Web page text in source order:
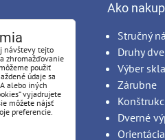
údajov
Ako
Stručný
Druhy
Výber skla
Zárubne
Dverné
návštevy tejto
zhromažďovanie
použiť
údaje sa
alebo iných
vyjadrujete
môžete nájsť
preferencie.